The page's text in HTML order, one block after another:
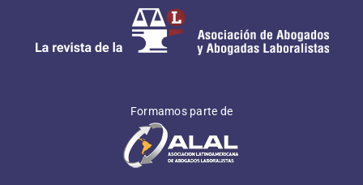
Formamos parte de